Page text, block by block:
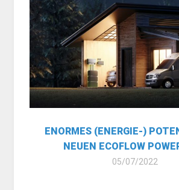
ENORMES (ENERGIE-)
NEUEN ECOFLOW
05/07/2022